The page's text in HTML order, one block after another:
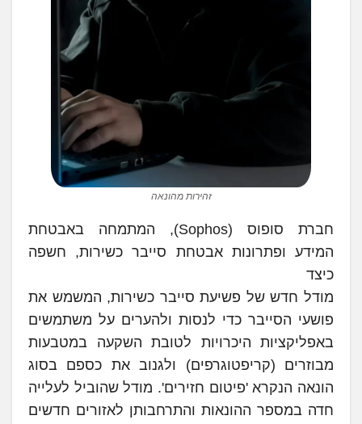
זהירות מהונאה
חברת סופוס (Sophos), המתמחה באבטחת
המידע ופתרונות אבטחת סייבר כשירות, חשפה
כיצד
מודל חדש של פשיעת סייבר כשירות, המשמש את
פושעי הסייבר כדי לנסות ולהערים על משתמשים
באפליקציות היכרויות לטובת השקעה במטבעות
מבוזרים (קריפטוגרפים) ולגנוב את כספם בסוג
הונאה הנקרא 'פיטום חזירים'. מודל שהוביל לעלייה
חדה במספר ההונאות והתרחבותן לאזורים חדשים